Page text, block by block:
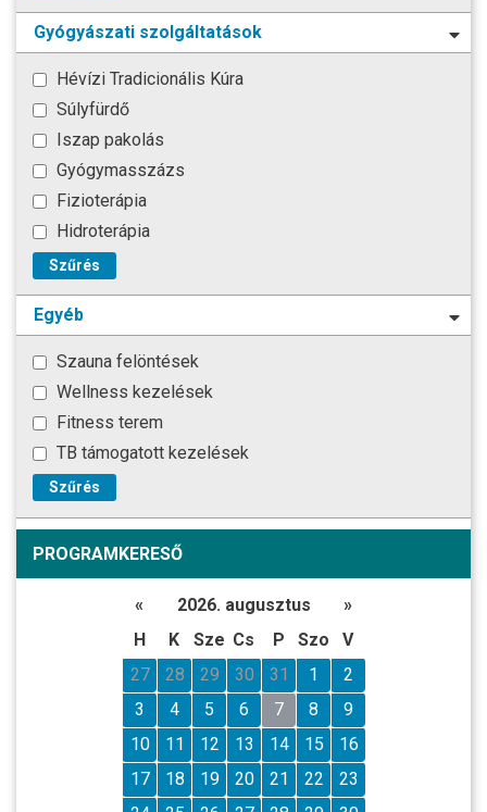
Gyógyászati szolgáltatások
Hévízi Tradicionális Kúra
Súlyfürdő
Iszap pakolás
Gyógymasszázs
Fizioterápia
Hidroterápia
Szűrés
Egyéb
Szauna felöntések
Wellness kezelések
Fitness terem
TB támogatott kezelések
Szűrés
PROGRAMKERESŐ
« 2026. augusztus
»
H
K Sze Cs P Szo
V
27
28 29 30 31 1
2
3
4 5 6 7 8
9
10
11 12 13 14 15
16
17
18 19 20 21 22
23